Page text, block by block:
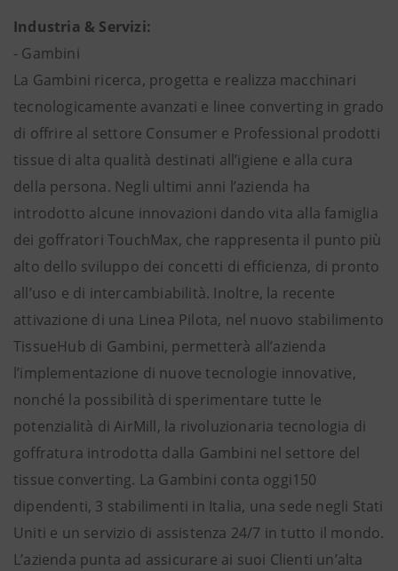
Industria & Servizi:
- Gambini
La Gambini ricerca, progetta e realizza macchinari
tecnologicamente avanzati e linee converting in grado
di offrire al settore Consumer e Professional prodotti
tissue di alta qualità destinati all’igiene e alla cura
della persona. Negli ultimi anni l’azienda ha
introdotto alcune innovazioni dando vita alla famiglia
dei goffratori TouchMax, che rappresenta il punto più
alto dello sviluppo dei concetti di efficienza, di pronto
all’uso e di intercambiabilità. Inoltre, la recente
attivazione di una Linea Pilota, nel nuovo stabilimento
TissueHub di Gambini, permetterà all’azienda
l’implementazione di nuove tecnologie innovative,
nonché la possibilità di sperimentare tutte le
potenzialità di AirMill, la rivoluzionaria tecnologia di
goffratura introdotta dalla Gambini nel settore del
tissue converting. La Gambini conta oggi150
dipendenti, 3 stabilimenti in Italia, una sede negli Stati
Uniti e un servizio di assistenza 24/7 in tutto il mondo.
L’azienda punta ad assicurare ai suoi Clienti un’alta